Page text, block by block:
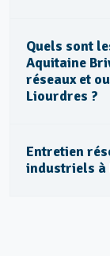
Quels sont
Aquitaine
réseaux et
Liourdres ?
Entretien
industriels à